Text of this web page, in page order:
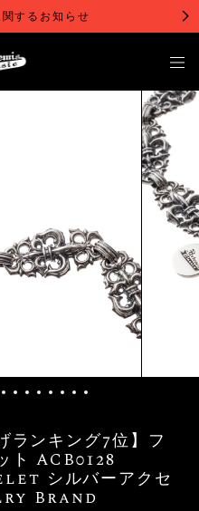
するお知らせ
ランキング7位】フ
ト ACB0128
シルバーアクセ
Brand